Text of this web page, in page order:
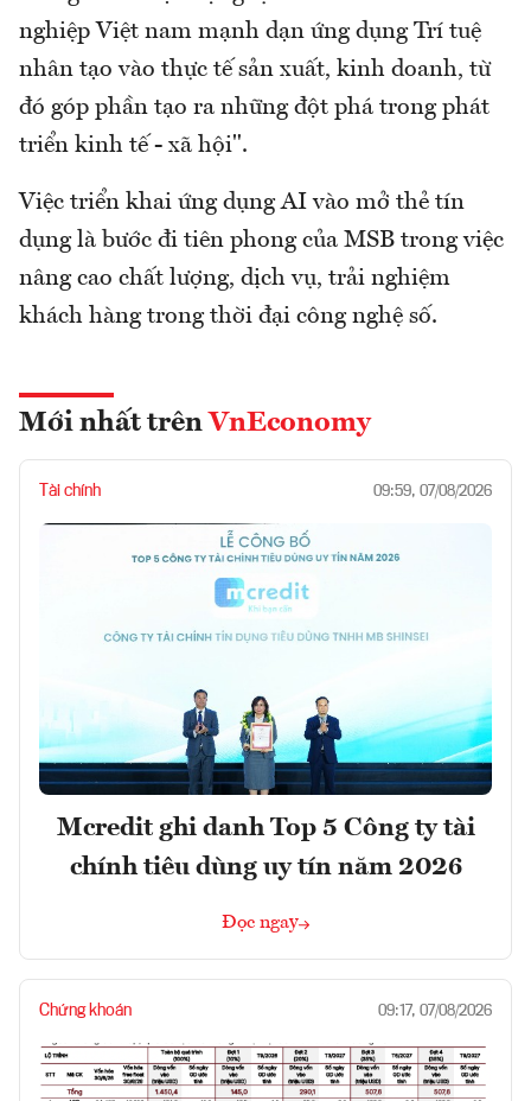
nghiệp Việt nam mạnh dạn ứng dụng Trí tuệ
nhân tạo vào thực tế sản xuất, kinh doanh, từ
đó góp phần tạo ra những đột phá trong phát
triển kinh tế - xã hội".
Việc triển khai ứng dụng AI vào mở thẻ tín
dụng là bước đi tiên phong của MSB trong việc
nâng cao chất lượng, dịch vụ, trải nghiệm
khách hàng trong thời đại công nghệ số.
Mới nhất trên VnEconomy
Tài chính 09:59, 07/08/2026
Mcredit ghi danh Top 5 Công ty tài
chính tiêu dùng uy tín năm 2026
Đọc ngay
Chứng khoán 09:17, 07/08/2026